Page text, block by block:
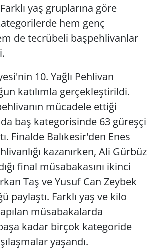
yaş gruplarına göre
hem genç
de tecrübeli başpehlivanlar
10. Yağlı Pehlivan
katılımla gerçekleştirildi.
mücadele ettiği
baş kategorisinde 63 güreşçi
Finalde Balıkesir'den Enes
kazanırken, Ali Gürbüz
final müsabakasını ikinci
Taş ve Yusuf Can Zeybek
paylaştı. Farklı yaş ve kilo
müsabakalarda
kadar birçok kategoride
yaşandı.